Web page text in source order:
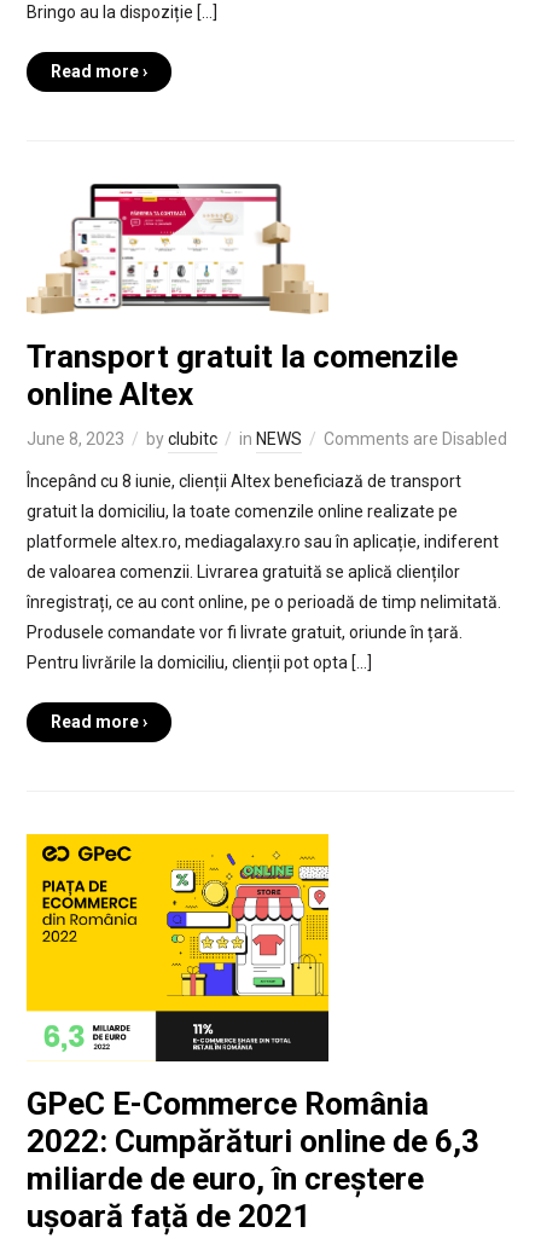
Bringo au la dispoziție […]
Read more ›
Transport gratuit la comenzile
online Altex
June 8, 2023 byclubitc in NEWS Comments are Disabled
Începând cu 8 iunie, clienții Altex beneficiază de transport
gratuit la domiciliu, la toate comenzile online realizate pe
platformele altex.ro, mediagalaxy.ro sau în aplicație, indiferent
de valoarea comenzii. Livrarea gratuită se aplică clienților
înregistrați, ce au cont online, pe o perioadă de timp nelimitată.
Produsele comandate vor fi livrate gratuit, oriunde în țară.
Pentru livrările la domiciliu, clienții pot opta […]
Read more ›
GPeC E-Commerce România
2022: Cumpărături online de 6,3
miliarde de euro, în creștere
ușoară față de 2021